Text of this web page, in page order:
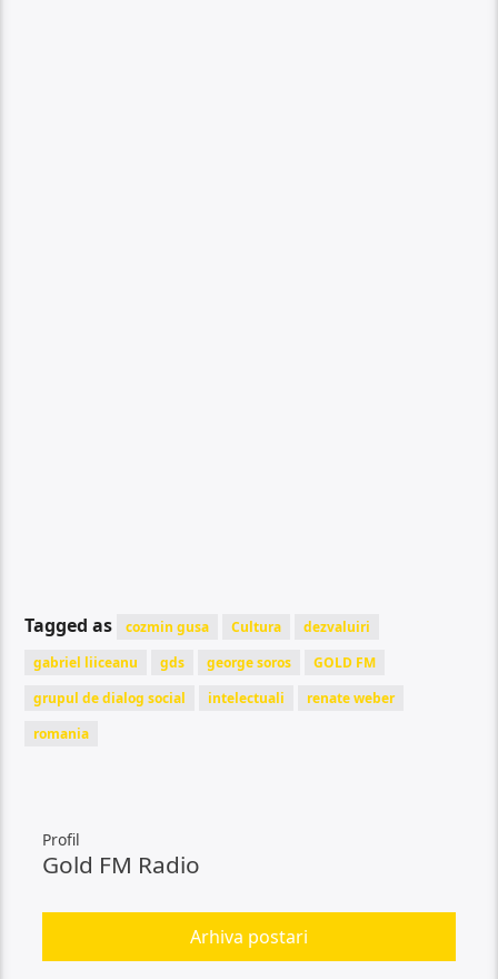
Tagged as cozmin gusa Cultura
dezvaluiri
gabriel liiceanu
gds george soros
GOLD FM
grupul de dialog social
intelectuali
renate weber
romania
Profil
Gold FM Radio
Arhiva postari